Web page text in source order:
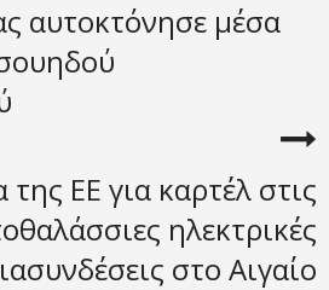
αυτοκτόνησε μέσα
της ΕΕ για καρτέλ στις
ηλεκτρικές
στο Αιγαίο